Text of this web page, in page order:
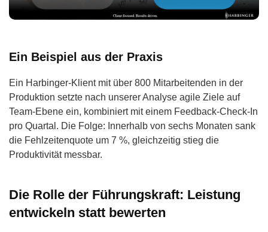
Ein Beispiel aus der Praxis
Ein Harbinger-Klient mit über 800 Mitarbeitenden in der
Produktion setzte nach unserer Analyse agile Ziele auf
Team-Ebene ein, kombiniert mit einem Feedback-Check-In
pro Quartal. Die Folge: Innerhalb von sechs Monaten sank
die Fehlzeitenquote um 7 %, gleichzeitig stieg die
Produktivität messbar.
Die Rolle der Führungskraft: Leistung
entwickeln statt bewerten